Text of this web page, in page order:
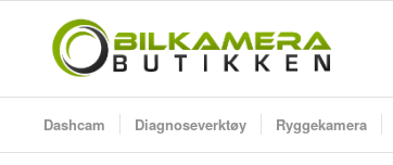
Dashcam Diagnoseverktøy Ryggekamera